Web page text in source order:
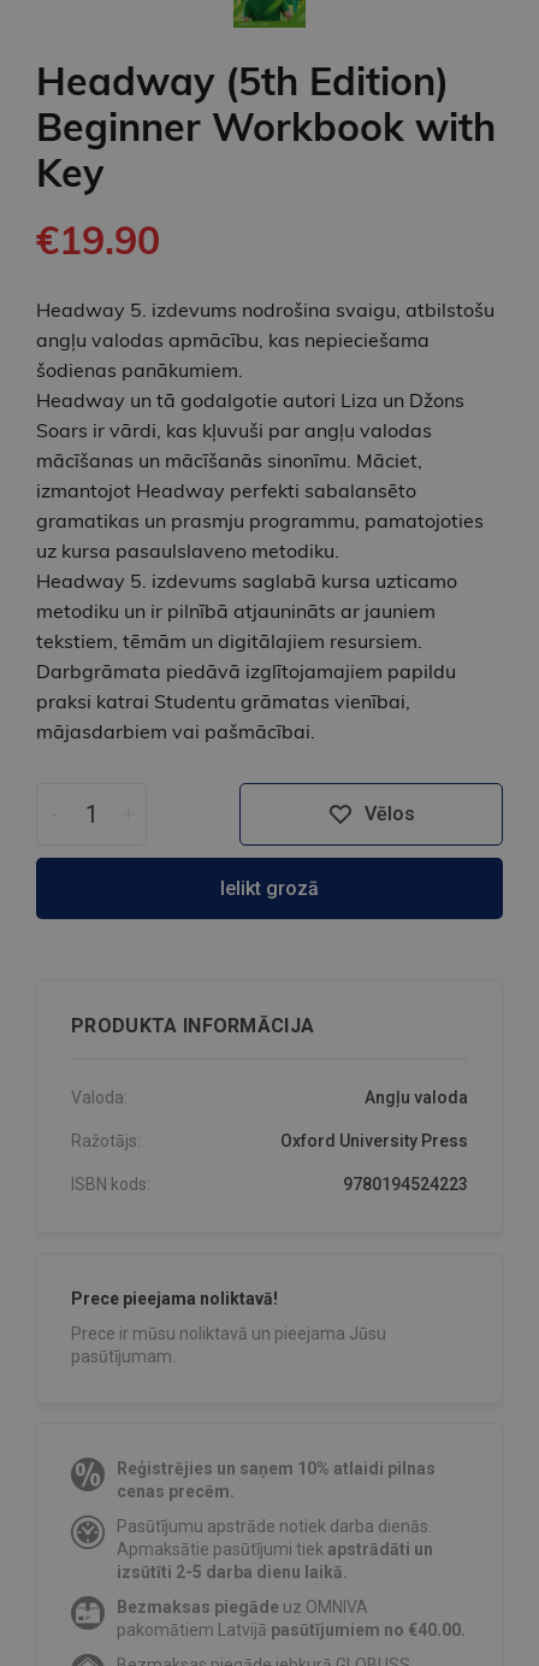
Headway (5th Edition)
Beginner Workbook with
Key
€19.90
Headway 5. izdevums nodrošina svaigu, atbilstošu
angļu valodas apmācību, kas nepieciešama
šodienas panākumiem.
Headway un tā godalgotie autori Liza un Džons
Soars ir vārdi, kas kļuvuši par angļu valodas
mācīšanas un mācīšanās sinonīmu. Māciet,
izmantojot Headway perfekti sabalansēto
gramatikas un prasmju programmu, pamatojoties
uz kursa pasaulslaveno metodiku.
Headway 5. izdevums saglabā kursa uzticamo
metodiku un ir pilnībā atjaunināts ar jauniem
tekstiem, tēmām un digitālajiem resursiem.
Darbgrāmata piedāvā izglītojamajiem papildu
praksi katrai Studentu grāmatas vienībai,
mājasdarbiem vai pašmācībai.
Vēlos
Ielikt grozā
PRODUKTA INFORMĀCIJA
Valoda: Angļu valoda
Ražotājs: Oxford University Press
ISBN kods: 9780194524223
Prece pieejama noliktavā!
Prece ir mūsu noliktavā un pieejama Jūsu
pasūtījumam.
Reģistrējies un saņem 10% atlaidi pilnas
cenas precēm.
Pasūtījumu apstrāde notiek darba dienās.
Apmaksātie pasūtījumi tiek apstrādāti un
izsūtīti 2-5 darba dienu laikā.
Bezmaksas piegāde uz OMNIVA
pakomātiem Latvijā pasūtījumiem no €40.00.